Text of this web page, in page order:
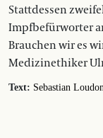
Stattdessen
Impfbefürworter
Brauchen wir es
Medizinethiker
Text: Sebastian